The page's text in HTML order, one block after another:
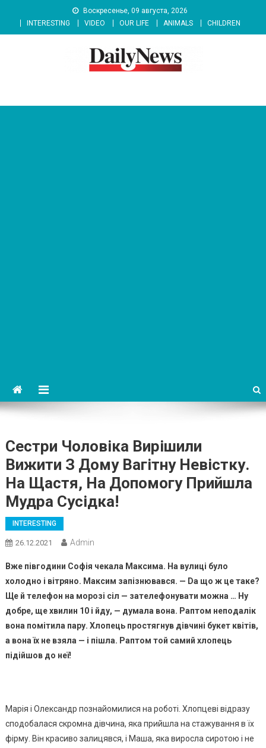
content
Воскресенье, 09 августа, 2026
INTERESTING
VIDEO OUR LIFE ANIMALS CHILDREN
Сестри Чоловіка Вирішили
Вижити З Дому Вагітну Невістку.
На Щастя, На Допомогу Прийшла
Мудра Сусідка!
INTERESTING
26.12.2021 Admin
Вже півгодини Софія чекала Максима. На вулиці було
холодно і вітряно. Максим запізнювався. — Dа що ж це таке?
Ще й телефон на морозі сіл — зателефонувати можна … Ну
добре, ще хвилин 10 і йду, — думала вона. Раптом неподалік
вона помітила пару. Хлопець простягнув дівчині букет квітів,
a вона їх не взяла — і пішла. Раптом той самий хлопець
підійшов до неї!
Марія і Олександр познайомилися на роботі. Хлопцеві відразу
сподобалася скромна дівчина, яка прийшла на стажування в їх
фірму. Він красиво залицявся, і Маша, яка виросла сиротою і не